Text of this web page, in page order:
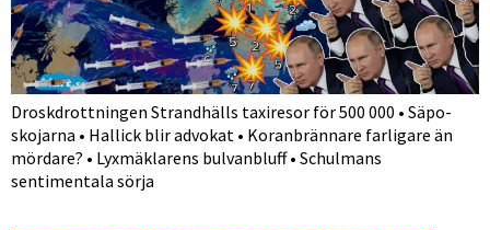
Droskdrottningen Strandhälls taxiresor för 500 000 • Säpo-
skojarna • Hallick blir advokat • Koranbrännare farligare än
mördare? • Lyxmäklarens bulvanbluff • Schulmans
sentimentala sörja